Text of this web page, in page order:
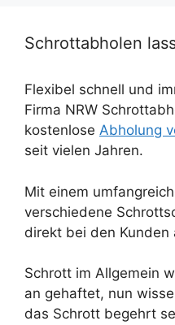
Schrottabholen
Flexibel schnell und
Firma NRW
kostenlose Abholung
seit vielen Jahren.
Mit einem
verschiedene
direkt bei den
Schrott im Allgemein
an gehaftet, nun
das Schrott begehrt